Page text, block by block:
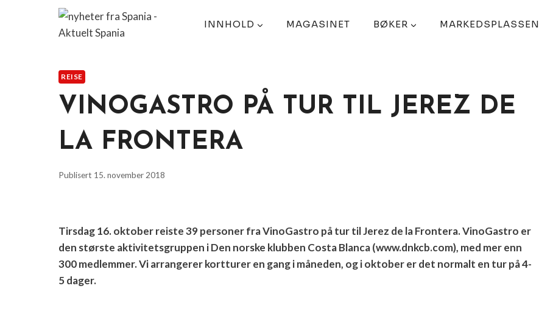
INNHOLD MAGASINET BØKER MARKEDSPLASSEN
REISE
VINOGASTRO PÅ TUR TIL JEREZ DE
LA FRONTERA
Publisert 15. november 2018
Tirsdag 16. oktober reiste 39 personer fra VinoGastro på tur til Jerez de la Frontera. VinoGastro er
den største aktivitetsgruppen i Den norske klubben Costa Blanca (www.dnkcb.com), med mer enn
300 medlemmer. Vi arrangerer kortturer en gang i måneden, og i oktober er det normalt en tur på 4-
5 dager.